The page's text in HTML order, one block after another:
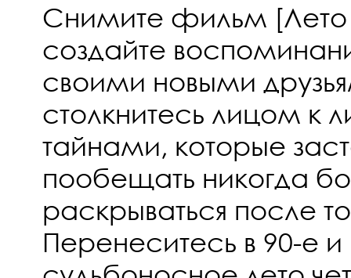
Снимите фильм [Лето
создайте
своими новыми
столкнитесь лицом к
тайнами, которые
пообещать никогда
раскрываться после
Перенеситесь в 90-е